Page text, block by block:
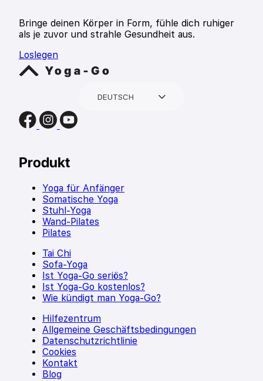
Bringe deinen Körper in Form, fühle dich ruhiger
als je zuvor und strahle Gesundheit aus.
Loslegen
DEUTSCH
Produkt
Yoga für Anfänger
Somatische Yoga
Stuhl-Yoga
Wand-Pilates
Pilates
Tai Chi
Sofa-Yoga
Ist Yoga-Go seriös?
Ist Yoga-Go kostenlos?
Wie kündigt man Yoga-Go?
Hilfezentrum
Allgemeine Geschäftsbedingungen
Datenschutzrichtlinie
Cookies
Kontakt
Blog